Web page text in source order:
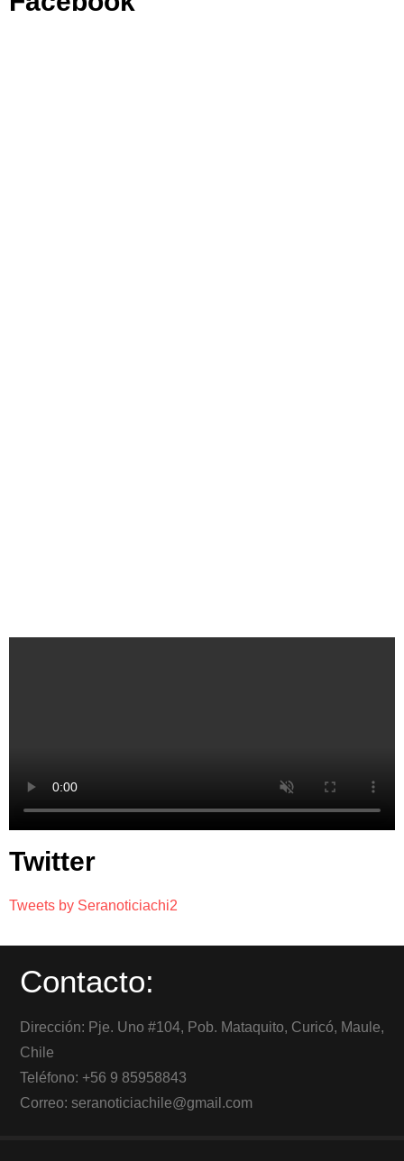
Twitter
Tweets by Seranoticiachi2
Contacto:
Dirección: Pje. Uno #104, Pob. Mataquito, Curicó, Maule,
Chile
Teléfono: +56 9 85958843
Correo: seranoticiachile@gmail.com